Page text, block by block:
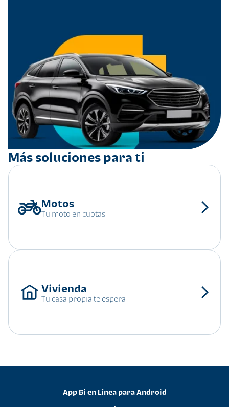
Más soluciones para ti
Tu moto en cuotas
Tu casa propia te espera
App Bi en Línea para Android